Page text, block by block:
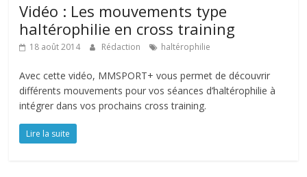
Vidéo : Les mouvements type
haltérophilie en cross training
18 août 2014 Rédaction haltérophilie
Avec cette vidéo, MMSPORT+ vous permet de découvrir
différents mouvements pour vos séances d’haltérophilie à
intégrer dans vos prochains cross training.
Lire la suite